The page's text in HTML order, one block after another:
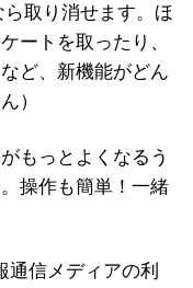
取り消せます。ほ
ートを取ったり、
ど、新機能がどん
）
もっとよくなるう
操作も簡単！一緒
信メディアの利